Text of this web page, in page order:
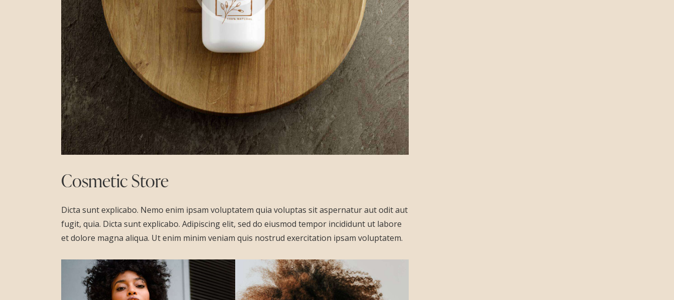
Cosmetic Store
Dicta sunt explicabo. Nemo enim ipsam voluptatem quia voluptas sit aspernatur aut odit aut
fugit, quia. Dicta sunt explicabo. Adipiscing elit, sed do eiusmod tempor incididunt ut labore
et dolore magna aliqua. Ut enim minim veniam quis nostrud exercitation ipsam voluptatem.